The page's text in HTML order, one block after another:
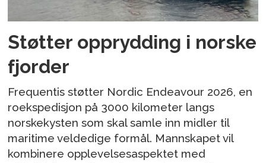
Støtter opprydding i norske
fjorder
Frequentis støtter Nordic Endeavour 2026, en
roekspedisjon på 3000 kilometer langs
norskekysten som skal samle inn midler til
maritime veldedige formål. Mannskapet vil
kombinere opplevelsesaspektet med